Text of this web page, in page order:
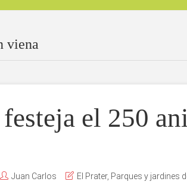
viena
el 250
Juan Carlos El Prater, Parques y jardines